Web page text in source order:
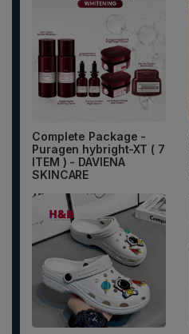
Complete Package -
Puragen hybright-XT ( 7
ITEM ) - DAVIENA
SKINCARE